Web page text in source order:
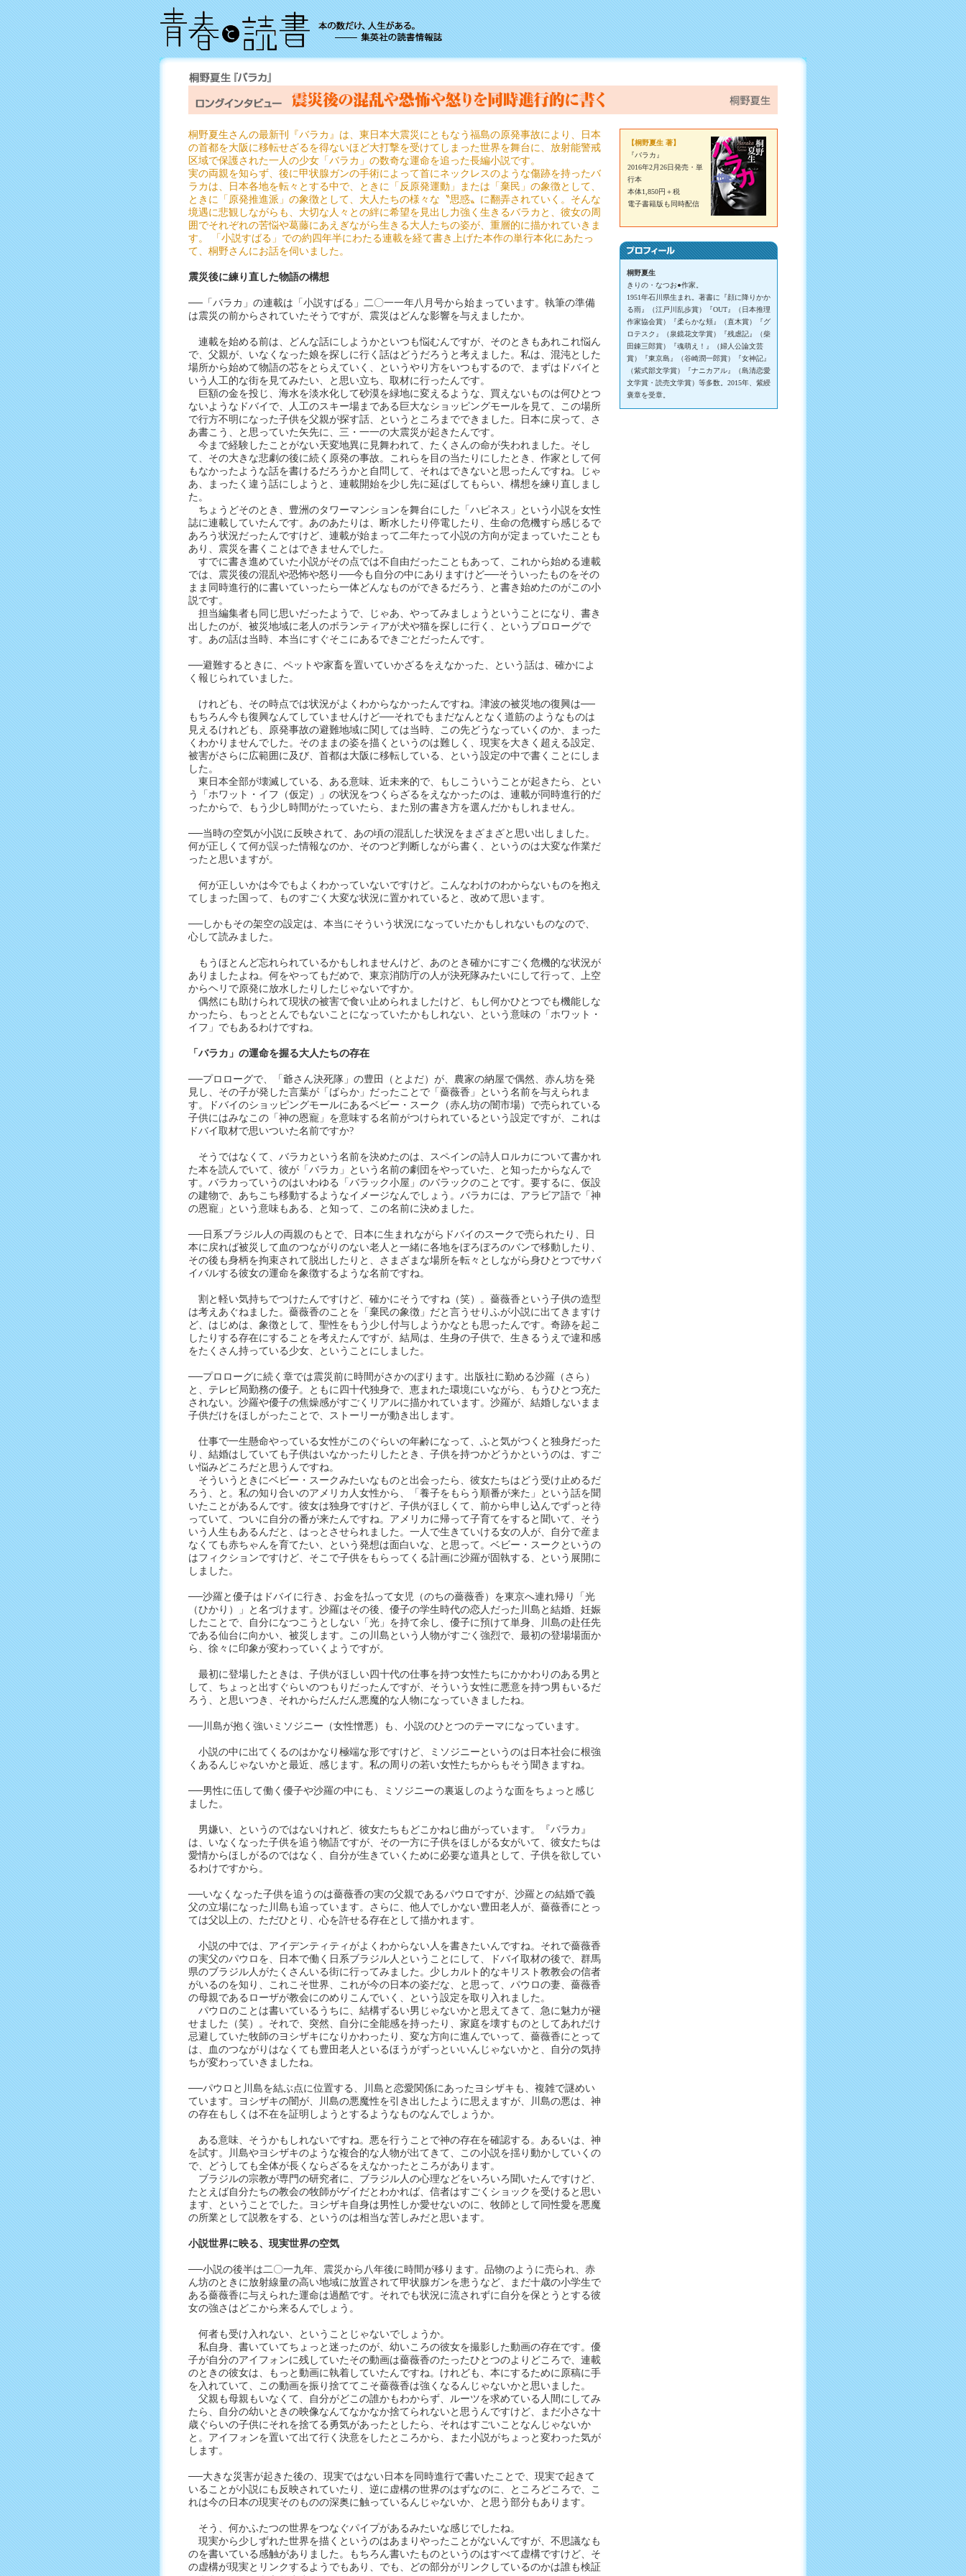
桐野夏生さんの最新刊『バラカ』は、東日本大震災にともなう福島の原発事故により、日本
の首都を大阪に移転せざるを得ないほど大打撃を受けてしまった世界を舞台に、放射能警戒
区域で保護された一人の少女「バラカ」の数奇な運命を追った長編小説です。
実の両親を知らず、後に甲状腺ガンの手術によって首にネックレスのような傷跡を持ったバ
ラカは、日本各地を転々とする中で、ときに「反原発運動」または「棄民」の象徴として、
ときに「原発推進派」の象徴として、大人たちの様々な〝思惑〟に翻弄されていく。そんな
境遇に悲観しながらも、大切な人々との絆に希望を見出し力強く生きるバラカと、彼女の周
囲でそれぞれの苦悩や葛藤にあえぎながら生きる大人たちの姿が、重層的に描かれていきま
す。 「小説すばる」での約四年半にわたる連載を経て書き上げた本作の単行本化にあたっ
て、桐野さんにお話を伺いました。
震災後に練り直した物語の構想
──「バラカ」の連載は「小説すばる」二〇一一年八月号から始まっています。執筆の準備
は震災の前からされていたそうですが、震災はどんな影響を与えましたか。
連載を始める前は、どんな話にしようかといつも悩むんですが、そのときもあれこれ悩ん
で、父親が、いなくなった娘を探しに行く話はどうだろうと考えました。私は、混沌とした
場所から始めて物語の芯をとらえていく、というやり方をいつもするので、まずはドバイと
いう人工的な街を見てみたい、と思い立ち、取材に行ったんです。
巨額の金を投じ、海水を淡水化して砂漠を緑地に変えるような、買えないものは何ひとつ
ないようなドバイで、人工のスキー場まである巨大なショッピングモールを見て、この場所
で行方不明になった子供を父親が探す話、というところまでできました。日本に戻って、さ
あ書こう、と思っていた矢先に、三・一一の大震災が起きたんです。
今まで経験したことがない天変地異に見舞われて、たくさんの命が失われました。そし
て、その大きな悲劇の後に続く原発の事故。これらを目の当たりにしたとき、作家として何
もなかったような話を書けるだろうかと自問して、それはできないと思ったんですね。じゃ
あ、まったく違う話にしようと、連載開始を少し先に延ばしてもらい、構想を練り直しまし
た。
ちょうどそのとき、豊洲のタワーマンションを舞台にした「ハピネス」という小説を女性
誌に連載していたんです。あのあたりは、断水したり停電したり、生命の危機すら感じるで
あろう状況だったんですけど、連載が始まって二年たって小説の方向が定まっていたことも
あり、震災を書くことはできませんでした。
すでに書き進めていた小説がその点では不自由だったこともあって、これから始める連載
では、震災後の混乱や恐怖や怒り──今も自分の中にありますけど──そういったものをその
まま同時進行的に書いていったら一体どんなものができるだろう、と書き始めたのがこの小
説です。
担当編集者も同じ思いだったようで、じゃあ、やってみましょうということになり、書き
出したのが、被災地域に老人のボランティアが犬や猫を探しに行く、というプロローグで
す。あの話は当時、本当にすぐそこにあるできごとだったんです。
──避難するときに、ペットや家畜を置いていかざるをえなかった、という話は、確かによ
く報じられていました。
けれども、その時点では状況がよくわからなかったんですね。津波の被災地の復興は──
もちろん今も復興なんてしていませんけど──それでもまだなんとなく道筋のようなものは
見えるけれども、原発事故の避難地域に関しては当時、この先どうなっていくのか、まった
くわかりませんでした。そのままの姿を描くというのは難しく、現実を大きく超える設定、
被害がさらに広範囲に及び、首都は大阪に移転している、という設定の中で書くことにしま
した。
東日本全部が壊滅している、ある意味、近未来的で、もしこういうことが起きたら、とい
う「ホワット・イフ（仮定）」の状況をつくらざるをえなかったのは、連載が同時進行的だ
ったからで、もう少し時間がたっていたら、また別の書き方を選んだかもしれません。
──当時の空気が小説に反映されて、あの頃の混乱した状況をまざまざと思い出しました。
何が正しくて何が誤った情報なのか、そのつど判断しながら書く、というのは大変な作業だ
ったと思いますが。
何が正しいかは今でもよくわかっていないですけど。こんなわけのわからないものを抱え
てしまった国って、ものすごく大変な状況に置かれていると、改めて思います。
──しかもその架空の設定は、本当にそういう状況になっていたかもしれないものなので、
心して読みました。
もうほとんど忘れられているかもしれませんけど、あのとき確かにすごく危機的な状況が
ありましたよね。何をやってもだめで、東京消防庁の人が決死隊みたいにして行って、上空
からヘリで原発に放水したりしたじゃないですか。
偶然にも助けられて現状の被害で食い止められましたけど、もし何かひとつでも機能しな
かったら、もっととんでもないことになっていたかもしれない、という意味の「ホワット・
イフ」でもあるわけですね。
「バラカ」の運命を握る大人たちの存在
──プロローグで、「爺さん決死隊」の豊田（とよだ）が、農家の納屋で偶然、赤ん坊を発
見し、その子が発した言葉が「ばらか」だったことで「薔薇香」という名前を与えられま
す。ドバイのショッピングモールにあるベビー・スーク（赤ん坊の闇市場）で売られている
子供にはみなこの「神の恩寵」を意味する名前がつけられているという設定ですが、これは
ドバイ取材で思いついた名前ですか?
そうではなくて、バラカという名前を決めたのは、スペインの詩人ロルカについて書かれ
た本を読んでいて、彼が「バラカ」という名前の劇団をやっていた、と知ったからなんで
す。バラカっていうのはいわゆる「バラック小屋」のバラックのことです。要するに、仮設
の建物で、あちこち移動するようなイメージなんでしょう。バラカには、アラビア語で「神
の恩寵」という意味もある、と知って、この名前に決めました。
──日系ブラジル人の両親のもとで、日本に生まれながらドバイのスークで売られたり、日
本に戻れば被災して血のつながりのない老人と一緒に各地をぼろぼろのバンで移動したり、
その後も身柄を拘束されて脱出したりと、さまざまな場所を転々としながら身ひとつでサバ
イバルする彼女の運命を象徴するような名前ですね。
割と軽い気持ちでつけたんですけど、確かにそうですね（笑）。薔薇香という子供の造型
は考えあぐねました。薔薇香のことを「棄民の象徴」だと言うせりふが小説に出てきますけ
ど、はじめは、象徴として、聖性をもう少し付与しようかなとも思ったんです。奇跡を起こ
したりする存在にすることを考えたんですが、結局は、生身の子供で、生きるうえで違和感
をたくさん持っている少女、ということにしました。
──プロローグに続く章では震災前に時間がさかのぼります。出版社に勤める沙羅（さら）
と、テレビ局勤務の優子。ともに四十代独身で、恵まれた環境にいながら、もうひとつ充た
されない。沙羅や優子の焦燥感がすごくリアルに描かれています。沙羅が、結婚しないまま
子供だけをほしがったことで、ストーリーが動き出します。
仕事で一生懸命やっている女性がこのぐらいの年齢になって、ふと気がつくと独身だった
り、結婚はしていても子供はいなかったりしたとき、子供を持つかどうかというのは、すご
い悩みどころだと思うんですね。
そういうときにベビー・スークみたいなものと出会ったら、彼女たちはどう受け止めるだ
ろう、と。私の知り合いのアメリカ人女性から、「養子をもらう順番が来た」という話を聞
いたことがあるんです。彼女は独身ですけど、子供がほしくて、前から申し込んでずっと待
っていて、ついに自分の番が来たんですね。アメリカに帰って子育てをすると聞いて、そう
いう人生もあるんだと、はっとさせられました。一人で生きていける女の人が、自分で産ま
なくても赤ちゃんを育てたい、という発想は面白いな、と思って。ベビー・スークというの
はフィクションですけど、そこで子供をもらってくる計画に沙羅が固執する、という展開に
しました。
──沙羅と優子はドバイに行き、お金を払って女児（のちの薔薇香）を東京へ連れ帰り「光
（ひかり）」と名づけます。沙羅はその後、優子の学生時代の恋人だった川島と結婚、妊娠
したことで、自分になつこうとしない「光」を持て余し、優子に預けて単身、川島の赴任先
である仙台に向かい、被災します。この川島という人物がすごく強烈で、最初の登場場面か
ら、徐々に印象が変わっていくようですが。
最初に登場したときは、子供がほしい四十代の仕事を持つ女性たちにかかわりのある男と
して、ちょっと出すぐらいのつもりだったんですが、そういう女性に悪意を持つ男もいるだ
ろう、と思いつき、それからだんだん悪魔的な人物になっていきましたね。
──川島が抱く強いミソジニー（女性憎悪）も、小説のひとつのテーマになっています。
小説の中に出てくるのはかなり極端な形ですけど、ミソジニーというのは日本社会に根強
くあるんじゃないかと最近、感じます。私の周りの若い女性たちからもそう聞きますね。
──男性に伍して働く優子や沙羅の中にも、ミソジニーの裏返しのような面をちょっと感じ
ました。
男嫌い、というのではないけれど、彼女たちもどこかねじ曲がっています。『バラカ』
は、いなくなった子供を追う物語ですが、その一方に子供をほしがる女がいて、彼女たちは
愛情からほしがるのではなく、自分が生きていくために必要な道具として、子供を欲してい
るわけですから。
──いなくなった子供を追うのは薔薇香の実の父親であるパウロですが、沙羅との結婚で義
父の立場になった川島も追っています。さらに、他人でしかない豊田老人が、薔薇香にとっ
ては父以上の、ただひとり、心を許せる存在として描かれます。
小説の中では、アイデンティティがよくわからない人を書きたいんですね。それで薔薇香
の実父のパウロを、日本で働く日系ブラジル人ということにして、ドバイ取材の後で、群馬
県のブラジル人がたくさんいる街に行ってみました。少しカルト的なキリスト教教会の信者
がいるのを知り、これこそ世界、これが今の日本の姿だな、と思って、パウロの妻、薔薇香
の母親であるローザが教会にのめりこんでいく、という設定を取り入れました。
パウロのことは書いているうちに、結構ずるい男じゃないかと思えてきて、急に魅力が褪
せました（笑）。それで、突然、自分に全能感を持ったり、家庭を壊すものとしてあれだけ
忌避していた牧師のヨシザキになりかわったり、変な方向に進んでいって、薔薇香にとって
は、血のつながりはなくても豊田老人といるほうがずっといいんじゃないかと、自分の気持
ちが変わっていきましたね。
──パウロと川島を結ぶ点に位置する、川島と恋愛関係にあったヨシザキも、複雑で謎めい
ています。ヨシザキの闇が、川島の悪魔性を引き出したように思えますが、川島の悪は、神
の存在もしくは不在を証明しようとするようなものなんでしょうか。
ある意味、そうかもしれないですね。悪を行うことで神の存在を確認する。あるいは、神
を試す。川島やヨシザキのような複合的な人物が出てきて、この小説を揺り動かしていくの
で、どうしても全体が長くならざるをえなかったところがあります。
ブラジルの宗教が専門の研究者に、ブラジル人の心理などをいろいろ聞いたんですけど、
たとえば自分たちの教会の牧師がゲイだとわかれば、信者はすごくショックを受けると思い
ます、ということでした。ヨシザキ自身は男性しか愛せないのに、牧師として同性愛を悪魔
の所業として説教をする、というのは相当な苦しみだと思います。
小説世界に映る、現実世界の空気
──小説の後半は二〇一九年、震災から八年後に時間が移ります。品物のように売られ、赤
ん坊のときに放射線量の高い地域に放置されて甲状腺ガンを患うなど、まだ十歳の小学生で
ある薔薇香に与えられた運命は過酷です。それでも状況に流されずに自分を保とうとする彼
女の強さはどこから来るんでしょう。
何者も受け入れない、ということじゃないでしょうか。
私自身、書いていてちょっと迷ったのが、幼いころの彼女を撮影した動画の存在です。優
子が自分のアイフォンに残していたその動画は薔薇香のたったひとつのよりどころで、連載
のときの彼女は、もっと動画に執着していたんですね。けれども、本にするために原稿に手
を入れていて、この動画を振り捨ててこそ薔薇香は強くなるんじゃないかと思いました。
父親も母親もいなくて、自分がどこの誰かもわからず、ルーツを求めている人間にしてみ
たら、自分の幼いときの映像なんてなかなか捨てられないと思うんですけど、まだ小さな十
歳ぐらいの子供にそれを捨てる勇気があったとしたら、それはすごいことなんじゃないか
と。アイフォンを置いて出て行く決意をしたところから、また小説がちょっと変わった気が
します。
──大きな災害が起きた後の、現実ではない日本を同時進行で書いたことで、現実で起きて
いることが小説にも反映されていたり、逆に虚構の世界のはずなのに、ところどころで、こ
れは今の日本の現実そのものの深奥に触っているんじゃないか、と思う部分もあります。
そう、何かふたつの世界をつなぐパイプがあるみたいな感じでしたね。
現実から少しずれた世界を描くというのはあまりやったことがないんですが、不思議なも
のを書いている感触がありました。もちろん書いたものというのはすべて虚構ですけど、そ
の虚構が現実とリンクするようでもあり、でも、どの部分がリンクしているのかは誰も検証
【桐野夏生 著】
『バラカ』
2016年2月26日発売・単
行本
本体1,850円＋税
電子書籍版も同時配信
桐野夏生
きりの・なつお●作家。
1951年石川県生まれ。著書に『顔に降りかか
る雨』（江戸川乱歩賞）『OUT』（日本推理
作家協会賞）『柔らかな頬』（直木賞）『グ
ロテスク』（泉鏡花文学賞）『残虐記』（柴
田錬三郎賞）『魂萌え！』（婦人公論文芸
賞）『東京島』（谷崎潤一郎賞）『女神記』
（紫式部文学賞）『ナニカアル』（島清恋愛
文学賞・読売文学賞）等多数。2015年、紫綬
褒章を受章。